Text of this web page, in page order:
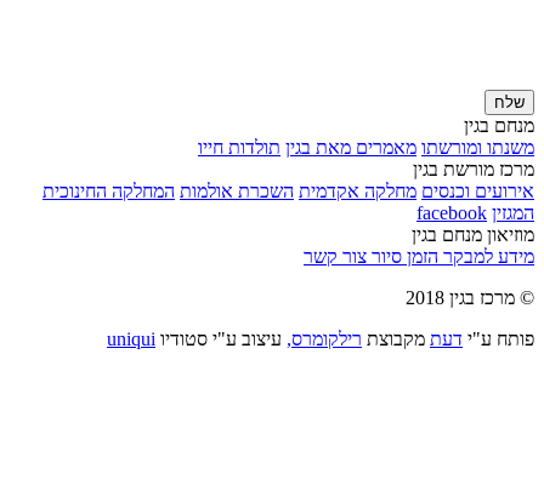
שלח
מנחם בגין
משנתו ומורשתו מאמרים מאת בגין תולדות חייו
מרכז מורשת בגין
אירועים וכנסים מחלקה אקדמית השכרת אולמות המחלקה החינוכית
המגזין facebook
מוזיאון מנחם בגין
מידע למבקר הזמן סיור צור קשר
© מרכז בגין 2018
פותח ע"י דעת מקבוצת רילקומרס, עיצוב ע"י סטודיו uniqui